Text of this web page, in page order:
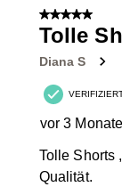
von
Bewertungen.
5 von 5
Tolle
Diana S
vor 3
Tolle Shorts
Qualität.